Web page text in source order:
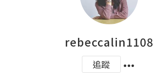
rebeccalin1108
追蹤